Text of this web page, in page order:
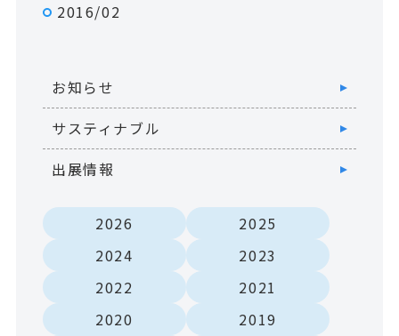
2016/02
お知らせ
サスティナブル
出展情報
2026
2025
2024
2023
2022
2021
2020
2019